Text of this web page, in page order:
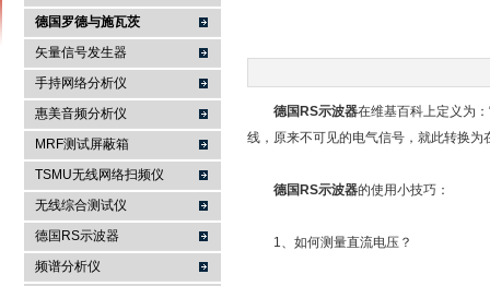
南京咏仪电子科技有限公司
德国罗德与施瓦茨
矢量信号发生器
手持网络分析仪
惠美音频分析仪
MRF测试屏蔽箱
TSMU无线网络扫频仪
无线综合测试仪
德国RS示波器
频谱分析仪
德国RS示波器在维基百科上定义为
线，原来不可见的电气信号，就此转换
德国RS示波器的使用小技巧：
1、如何测量直流电压？